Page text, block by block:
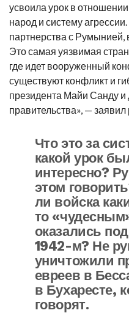
усвоила урок в
народ и систему
партнерства с Румынией,
Это самая уязвимая
где идет вооруженный
существуют конфликт и
президента Майи Санду и
правительства», —
Что это за
какой урок
интересно?
этом
ли войска
то
оказались
1942-м? Не
уничтожили
евреев в
в Бухаресте,
говорят.